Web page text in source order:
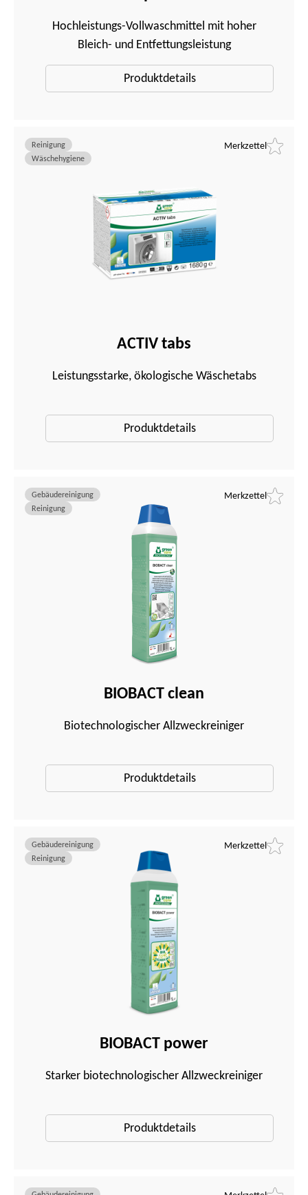
Hochleistungs-Vollwaschmittel mit hoher
Bleich- und Entfettungsleistung
Produktdetails
Merkzettel
ACTIV tabs
Leistungsstarke, ökologische Wäschetabs
Reinigung
Wäschehygiene
Produktdetails
Merkzettel
BIOBACT clean
Biotechnologischer Allzweckreiniger
Gebäudereinigung
Reinigung
Produktdetails
Merkzettel
BIOBACT power
Starker biotechnologischer Allzweckreiniger
Gebäudereinigung
Reinigung
Produktdetails